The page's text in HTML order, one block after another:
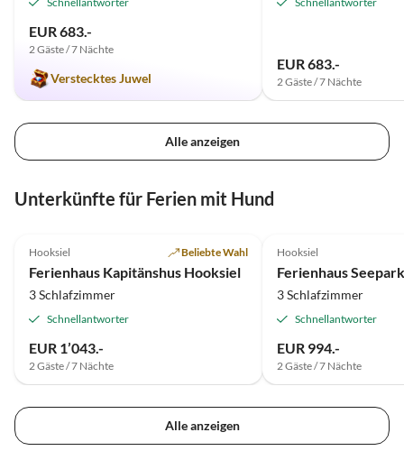
EUR 683.-
2 Gäste / 7 Nächte
Verstecktes Juwel
EUR 683.-
2 Gäste / 7 Nächte
Alle anzeigen
Unterkünfte für Ferien mit Hund
Hooksiel Beliebte Wahl
Ferienhaus Kapitänshus Hooksiel
3 Schlafzimmer
Schnellantworter
EUR 1’043.-
2 Gäste / 7 Nächte
Hooksiel
Ferienhaus
3 Schlafzimmer
Schnellantworter
EUR 994.-
2 Gäste / 7 Nächte
Alle anzeigen